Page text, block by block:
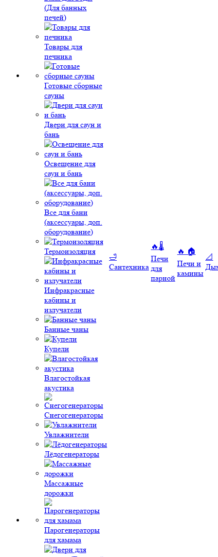
(Для банных
печей)
Товары для
печника
Готовые сборные
сауны
Двери для саун и
бань
Освещение для
саун и бань
Все для бани
(аксессуары, доп.
оборудование)
Термоизоляция
Инфракрасные
кабины и
излучатели
Банные чаны
Купели
Влагостойкая
акустика
Снегогенераторы
Увлажнители
Лёдогенераторы
Массажные
дорожки
Парогенераторы
для хамама
🛁
Сантехника
🔥🌡️
Печи
для
парной
🔥 🏠
Печи и
камины
📐